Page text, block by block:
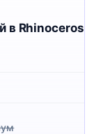
в Rhinoceros